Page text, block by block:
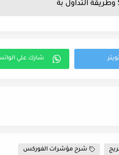
شرح مؤشرات الفوركس